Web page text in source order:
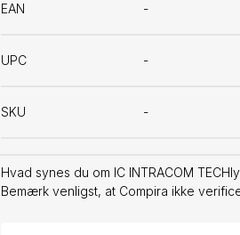
EAN -
UPC -
SKU -
Hvad synes du om IC INTRACOM
Bemærk venligst, at Compira ikke